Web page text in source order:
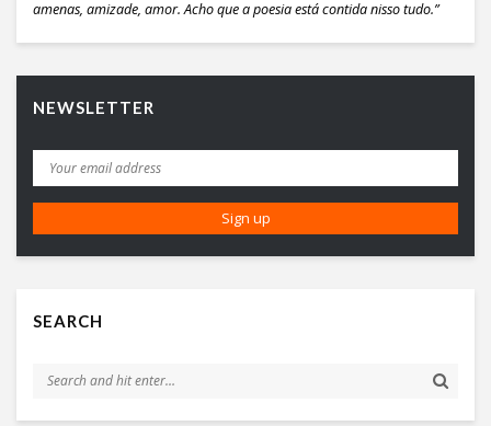
amenas, amizade, amor. Acho que a poesia está contida nisso tudo.”
NEWSLETTER
SEARCH